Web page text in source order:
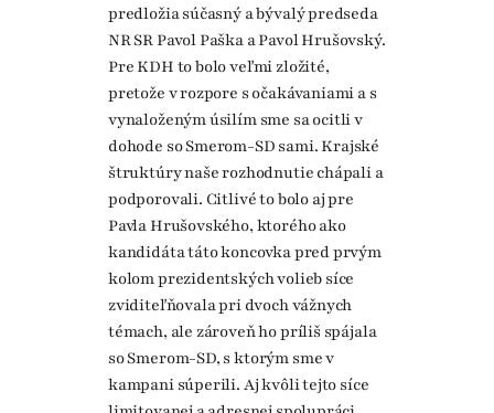
predložia súčasný a bývalý predseda
NR SR Pavol Paška a Pavol Hrušovský.
Pre KDH to bolo veľmi zložité,
pretože v rozpore s očakávaniami a s
vynaloženým úsilím sme sa ocitli v
dohode so Smerom-SD sami. Krajské
štruktúry naše rozhodnutie chápali a
podporovali. Citlivé to bolo aj pre
Pavla Hrušovského, ktorého ako
kandidáta táto koncovka pred prvým
kolom prezidentských volieb síce
zviditeľňovala pri dvoch vážnych
témach, ale zároveň ho príliš spájala
so Smerom-SD, s ktorým sme v
kampani súperili. Aj kvôli tejto síce